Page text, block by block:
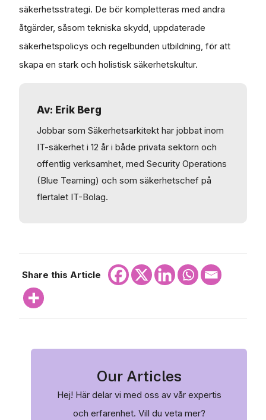
säkerhetsstrategi. De bör kompletteras med andra
åtgärder, såsom tekniska skydd, uppdaterade
säkerhetspolicys och regelbunden utbildning, för att
skapa en stark och holistisk säkerhetskultur.
Av: Erik Berg
Jobbar som Säkerhetsarkitekt har jobbat inom
IT-säkerhet i 12 år i både privata sektorn och
offentlig verksamhet, med Security Operations
(Blue Teaming) och som säkerhetschef på
flertalet IT-Bolag.
Share this Article
Our Articles
Hej! Här delar vi med oss av vår expertis
och erfarenhet. Vill du veta mer?